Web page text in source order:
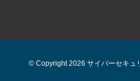
© Copyright 2026 サイバーセキュ